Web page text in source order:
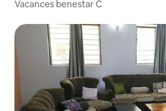
Vacances benestar C